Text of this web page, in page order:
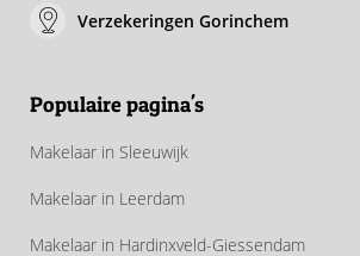
Verzekeringen Gorinchem
Populaire pagina's
Makelaar in Sleeuwijk
Makelaar in Leerdam
Makelaar in Hardinxveld-Giessendam